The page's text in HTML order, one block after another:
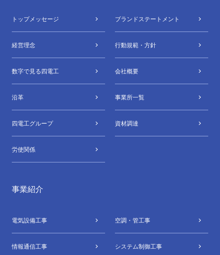
トップメッセージ ブランドステートメント
経営理念 行動規範・方針
数字で⾒る四電⼯ 会社概要
沿革 事業所⼀覧
四電⼯グループ 資材調達
労使関係
事業紹介
電気設備⼯事 空調・管⼯事
情報通信⼯事 システム制御⼯事